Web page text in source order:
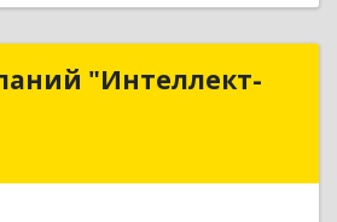
"Интеллект-
"Интеллект-